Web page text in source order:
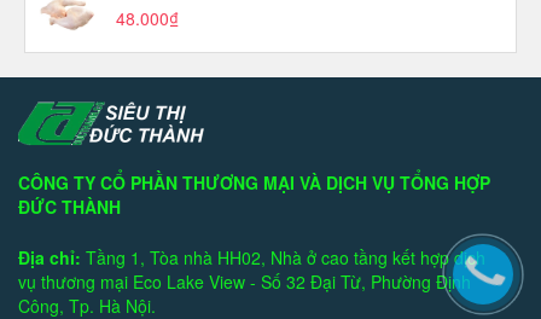
48.000₫
CÔNG TY CỔ PHẦN THƯƠNG MẠI VÀ DỊCH VỤ TỔNG HỢP
ĐỨC THÀNH
Địa chỉ: Tầng 1, Tòa nhà HH02, Nhà ở cao tầng kết hợp dịch
vụ thương mại Eco Lake View - Số 32 Đại Từ, Phường Định
Công, Tp. Hà Nội.